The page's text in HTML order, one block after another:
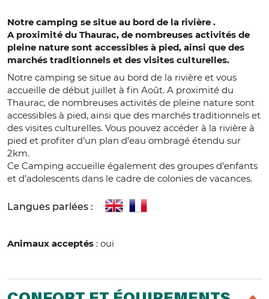
Notre camping se situe au bord de la rivière .
A proximité du Thaurac, de nombreuses activités de
pleine nature sont accessibles à pied, ainsi que des
marchés traditionnels et des visites culturelles.
Notre camping se situe au bord de la rivière et vous
accueille de début juillet à fin Août. A proximité du
Thaurac, de nombreuses activités de pleine nature sont
accessibles à pied, ainsi que des marchés traditionnels et
des visites culturelles. Vous pouvez accéder à la rivière à
pied et profiter d’un plan d’eau ombragé étendu sur
2km.
Ce Camping accueille également des groupes d’enfants
et d’adolescents dans le cadre de colonies de vacances.
Langues parlées :
Animaux acceptés : oui